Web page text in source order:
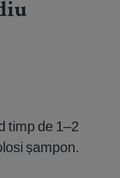
timp de 1–2
șampon.